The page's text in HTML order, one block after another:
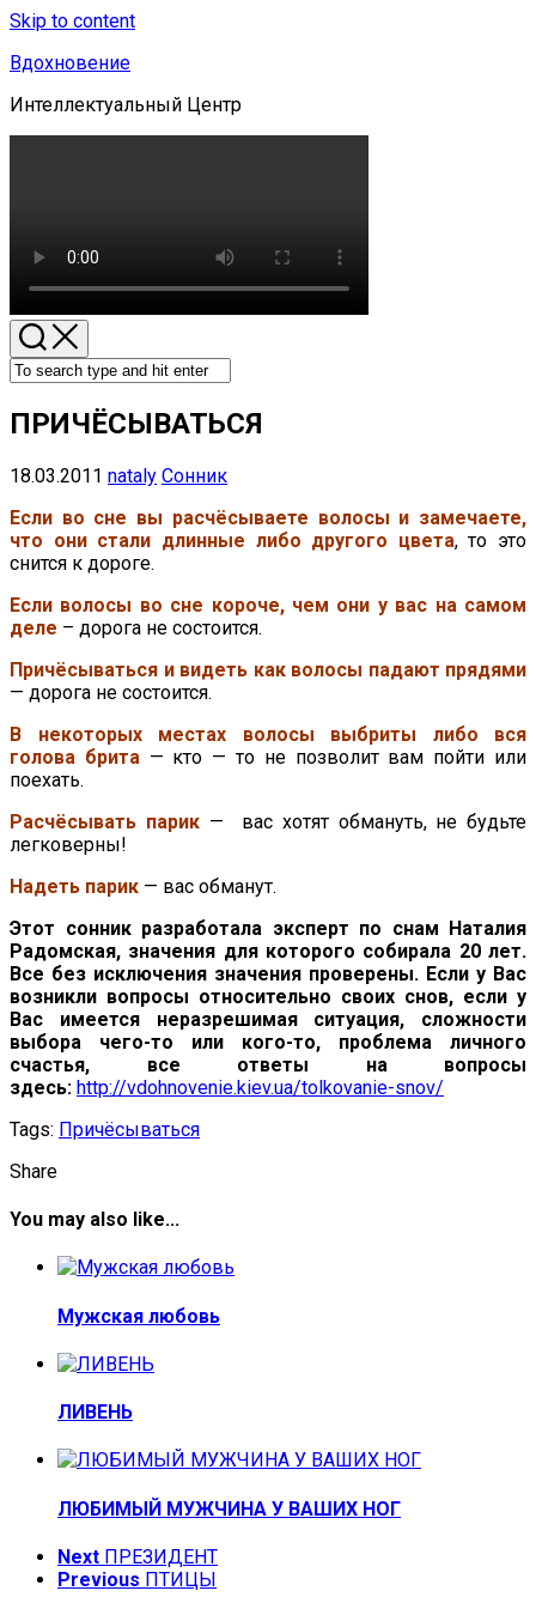
Skip to content
Вдохновение
Интеллектуальный Центр
ПРИЧЁСЫВАТЬСЯ
18.03.2011 nataly Сонник
Если во сне вы расчёсываете волосы и замечаете,
что они стали длинные либо другого цвета, то это
снится к дороге.
Если волосы во сне короче, чем они у вас на самом
деле – дорога не состоится.
Причёсываться и видеть как волосы падают прядями
— дорога не состоится.
В некоторых местах волосы выбриты либо вся
голова брита— кто — то не позволит вам пойти или
поехать.
Расчёсывать парик— вас хотят обмануть, не будьте
легковерны!
Надеть парик — вас обманут.
Этот сонник разработала эксперт по снам Наталия
Радомская, значения для которого собирала 20 лет.
Все без исключения значения проверены. Если у Вас
возникли вопросы относительно своих снов, если у
Вас имеется неразрешимая ситуация, сложности
выбора чего-то или кого-то, проблема личного
счастья, все ответы на вопросы
здесь: http://vdohnovenie.kiev.ua/tolkovanie-snov/
Tags: Причёсываться
Share
You may also like...
Мужская любовь
ЛИВЕНЬ
ЛЮБИМЫЙ МУЖЧИНА У ВАШИХ НОГ
Next ПРЕЗИДЕНТ
Previous ПТИЦЫ